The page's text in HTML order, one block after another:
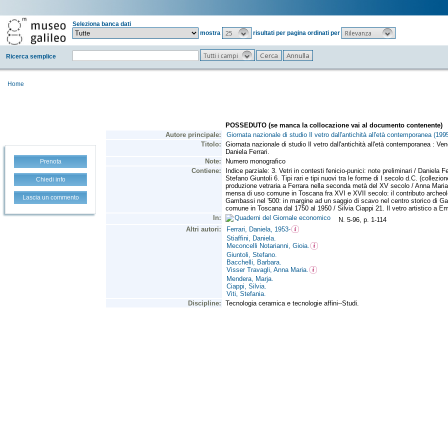
Seleziona banca dati
mostra
25 risultati per pagina ordinati per Rilevanza
Ricerca semplice Tutti i campi
Home
Prenota
Chiedi info
Lascia un commento